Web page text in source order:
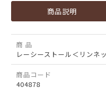
商品説明
商 品
レーシーストール＜リンネ
商品コード
404878